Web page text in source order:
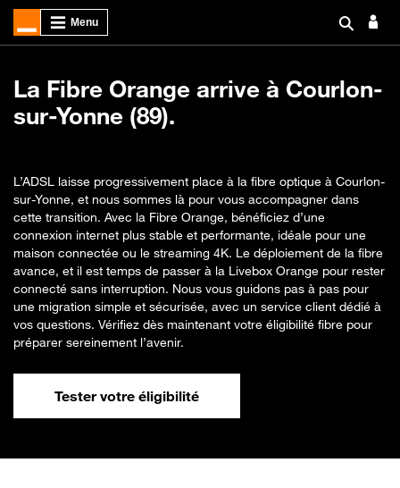
La Fibre Orange arrive à Courlon-
sur-Yonne (89).
L’ADSL laisse progressivement place à la fibre optique à Courlon-
sur-Yonne, et nous sommes là pour vous accompagner dans
cette transition. Avec la Fibre Orange, bénéficiez d’une
connexion internet plus stable et performante, idéale pour une
maison connectée ou le streaming 4K. Le déploiement de la fibre
avance, et il est temps de passer à la Livebox Orange pour rester
connecté sans interruption. Nous vous guidons pas à pas pour
une migration simple et sécurisée, avec un service client dédié à
vos questions. Vérifiez dès maintenant votre éligibilité fibre pour
préparer sereinement l’avenir.
Tester votre éligibilité